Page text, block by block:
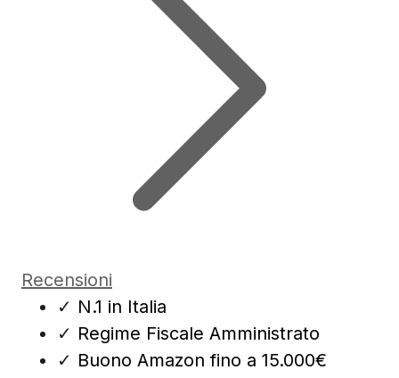
Recensioni
✓ N.1 in Italia
✓ Regime Fiscale Amministrato
✓ Buono Amazon fino a 15.000€